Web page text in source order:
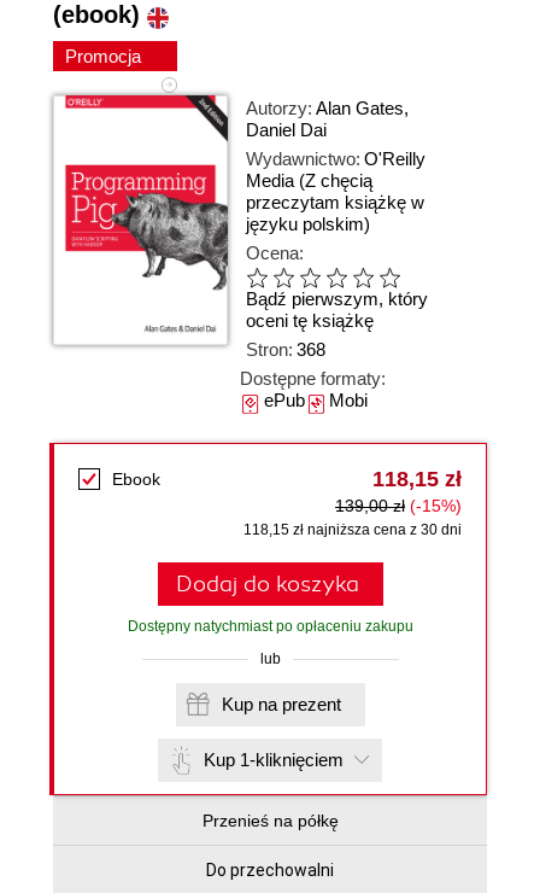
(ebook)
Promocja
Autorzy: Alan Gates,
Daniel Dai
Wydawnictwo: O'Reilly
Media (Z chęcią
przeczytam książkę w
języku polskim)
Ocena:
Bądź pierwszym, który
oceni tę książkę
Stron: 368
Dostępne formaty:
ePubMobi
Ebook 118,15 zł
139,00 zł (-15%)
118,15 zł najniższa cena z 30 dni
Dodaj do koszyka
Dostępny natychmiast po opłaceniu zakupu
lub
Kup na prezent
Kup 1-kliknięciem
Przenieś na półkę
Do przechowalni